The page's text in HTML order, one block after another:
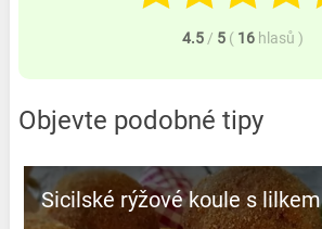
4.5 / 5 ( 16 hlasů )
Objevte podobné tipy
Sicilské rýžové koule s lilkem